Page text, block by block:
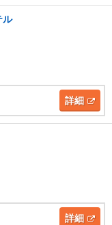
ル
詳細
詳細